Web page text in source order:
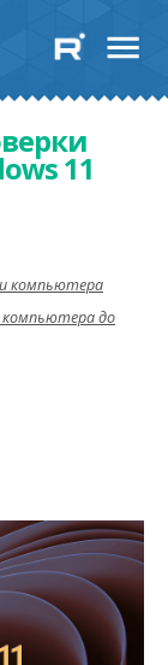
11
компьютера
до